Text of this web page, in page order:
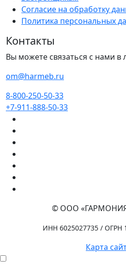
Согласие на обработку
Политика персональных
Контакты
Вы можете связаться с нами в
om@harmeb.ru
8-800-250-50-33
+7-911-888-50-33
© ООО
ИНН 6025027735 / ОГРН
Карта